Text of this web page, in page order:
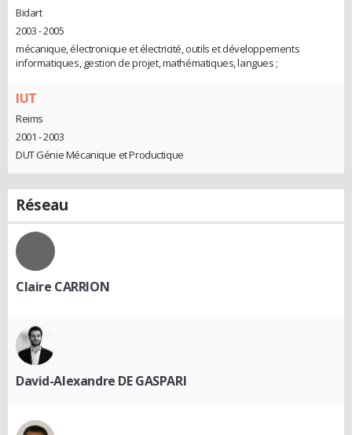
Bidart
2003 - 2005
mécanique, électronique et électricité, outils et développements
informatiques, gestion de projet, mathématiques, langues ;
IUT
Reims
2001 - 2003
DUT Génie Mécanique et Productique
Réseau
Claire CARRION
David-Alexandre DE GASPARI